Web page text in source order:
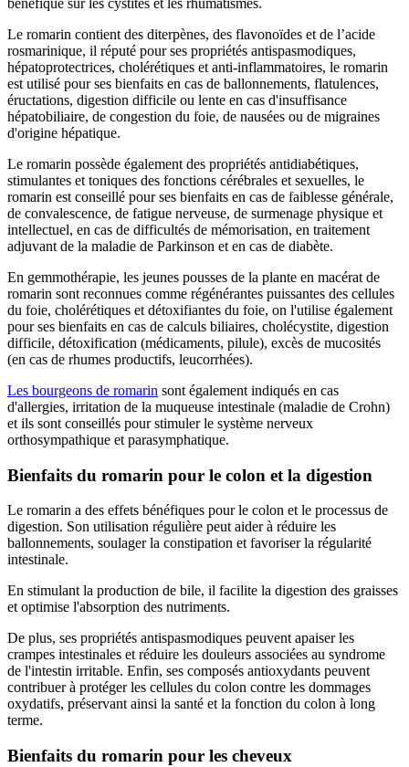
Le romarin contient des diterpènes, des flavonoïdes et de l’acide
rosmarinique, il réputé pour ses propriétés antispasmodiques,
hépatoprotectrices, cholérétiques et anti-inflammatoires, le romarin
est utilisé pour ses bienfaits en cas de ballonnements, flatulences,
éructations, digestion difficile ou lente en cas d'insuffisance
hépatobiliaire, de congestion du foie, de nausées ou de migraines
d'origine hépatique.
Le romarin possède également des propriétés antidiabétiques,
stimulantes et toniques des fonctions cérébrales et sexuelles, le
romarin est conseillé pour ses bienfaits en cas de faiblesse générale,
de convalescence, de fatigue nerveuse, de surmenage physique et
intellectuel, en cas de difficultés de mémorisation, en traitement
adjuvant de la maladie de Parkinson et en cas de diabète.
En gemmothérapie, les jeunes pousses de la plante en macérat de
romarin sont reconnues comme régénérantes puissantes des cellules
du foie, cholérétiques et détoxifiantes du foie, on l'utilise également
pour ses bienfaits en cas de calculs biliaires, cholécystite, digestion
difficile, détoxification (médicaments, pilule), excès de mucosités
(en cas de rhumes productifs, leucorrhées).
Les bourgeons de romarin sont également indiqués en cas
d'allergies, irritation de la muqueuse intestinale (maladie de Crohn)
et ils sont conseillés pour stimuler le système nerveux
orthosympathique et parasymphatique.
Bienfaits du romarin pour le colon et la digestion
Le romarin a des effets bénéfiques pour le colon et le processus de
digestion. Son utilisation régulière peut aider à réduire les
ballonnements, soulager la constipation et favoriser la régularité
intestinale.
En stimulant la production de bile, il facilite la digestion des graisses
et optimise l'absorption des nutriments.
De plus, ses propriétés antispasmodiques peuvent apaiser les
crampes intestinales et réduire les douleurs associées au syndrome
de l'intestin irritable. Enfin, ses composés antioxydants peuvent
contribuer à protéger les cellules du colon contre les dommages
oxydatifs, préservant ainsi la santé et la fonction du colon à long
terme.
Bienfaits du romarin pour les cheveux